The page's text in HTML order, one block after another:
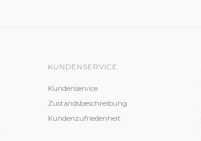
KUNDENSERVICE
Kundenservice
Zustandsbeschreibung
Kundenzufriedenheit